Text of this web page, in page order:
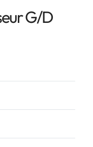
G/D